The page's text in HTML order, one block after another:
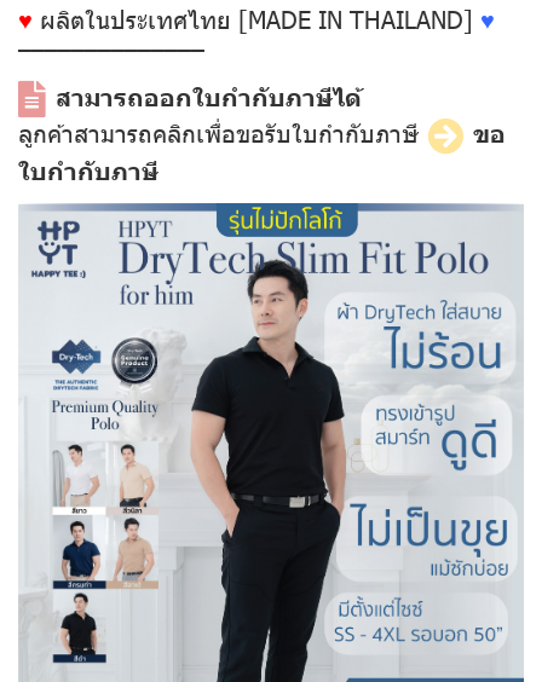
♥ ผลิตในประเทศไทย [MADE IN THAILAND] ♥
––––––––––––––
สามารถออกใบกำกับภาษีได้
ลูกค้าสามารถคลิกเพื่อขอรับใบกำกับภาษี
ขอ
ใบกำกับภาษี